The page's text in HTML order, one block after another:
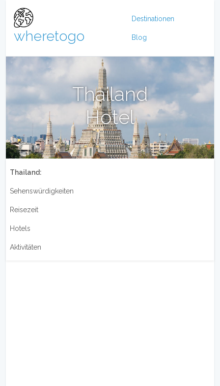
wheretogo
Destinationen
Blog
Thailand
Hotel
Thailand:
Sehenswürdigkeiten
Reisezeit
Hotels
Aktivitäten